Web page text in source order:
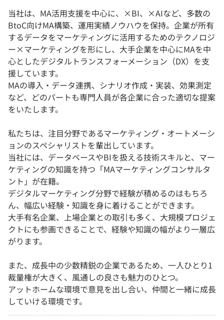
当社は、MA活用支援を中心に、×BI、×AIなど、多数の
BtoC向けMA構築、運用実績ノウハウを保持。企業が所有
するデータをマーケティングに活用するためのテクノロジ
ー×マーケティングを形にし、大手企業を中心にMAを中
心としたデジタルトランスフォーメーション（DX）を支
援しています。
MAの導入・データ連携、シナリオ作成・実装、効果測定
など、どのパートも専門人員が各企業に合った適切な提案
をいたします。
私たちは、注目分野であるマーケティング・オートメーシ
ョンのスペシャリストを輩出しています。
当社には、データベースやBIを扱える技術スキルと、マー
ケティングの知識を持つ「MAマーケティングコンサルタ
ント」が在籍。
デジタルマーケティング分野で経験が積めるのはもちろ
ん、幅広い経験・知識を身に着けることができます。
大手有名企業、上場企業との取引も多く、大規模プロジェ
クトにも参画できることで、経験や知識の幅がより一層広
がります。
また、成長中の少数精鋭の企業であるため、一人ひとり1
裁量権が大きく、風通しの良さも魅力のひとつ。
アットホームな環境で意見を出し合い、仲間と一緒に成長
していける環境です。